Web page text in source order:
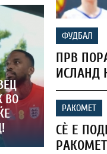
ВО
ФУДБАЛ
ПРВ
ИСЛАНД
РАКОМЕТ
СЀ Е